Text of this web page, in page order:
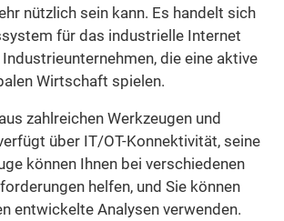
nützlich sein kann. Es handelt sich
für das industrielle Internet
die eine aktive
Wirtschaft spielen.
zahlreichen Werkzeugen und
über IT/OT-Konnektivität, seine
können Ihnen bei verschiedenen
helfen, und Sie können
entwickelte Analysen verwenden.